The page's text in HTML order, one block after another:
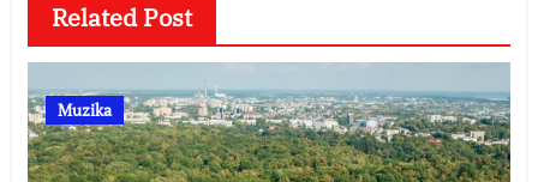
Related Post
Muzika